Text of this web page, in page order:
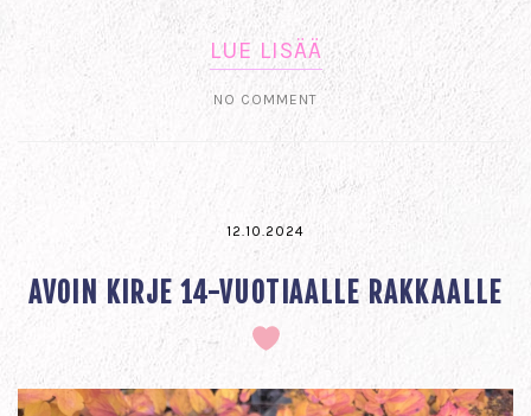
LUE LISÄÄ
NO COMMENT
12.10.2024
AVOIN KIRJE 14-VUOTIAALLE RAKKAALLE